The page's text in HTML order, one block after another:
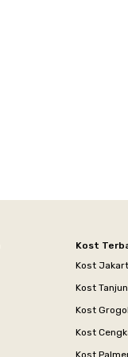
Kost
Kost
Kost
Kost Grogol
Kost
Kost